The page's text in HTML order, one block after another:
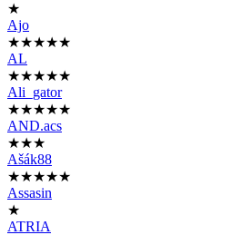
★
Ajo
★★★★★
AL
★★★★★
Ali_gator
★★★★★
AND.acs
★★★
Ašák88
★★★★★
Assasin
★
ATRIA